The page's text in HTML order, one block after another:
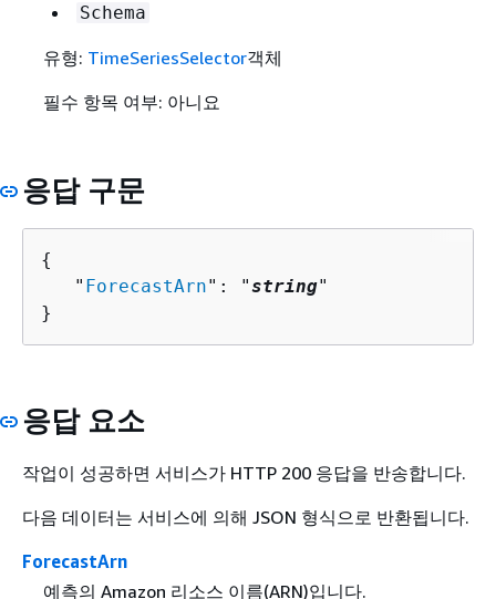
Schema
유형: TimeSeriesSelector객체
필수 항목 여부: 아니요
응답 구문
{
   "
ForecastArn": "string"
}
응답 요소
작업이 성공하면 서비스가 HTTP 200 응답을 반송합니다.
다음 데이터는 서비스에 의해 JSON 형식으로 반환됩니다.
ForecastArn
예측의 Amazon 리소스 이름(ARN)입니다.